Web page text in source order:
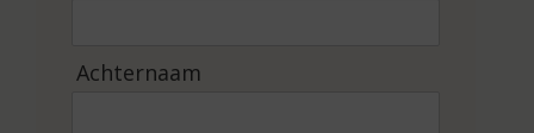
Achternaam